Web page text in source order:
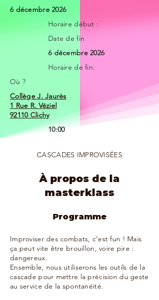
6 décembre 2026
Horaire début :
Date de fin
6 décembre 2026
Horaire de fin:
Où ?
Collège J. Jaurès
1 Rue R. Véziel
92110 Clichy
10:00
À partir de 69€
Places restantes :
CASCADES IMPROVISÉES
À propos de la
masterklass
Programme
Improviser des combats, c’est fun ! Mais
ça peut vite être brouillon, voire pire :
dangereux.
Ensemble, nous utiliserons les outils de la
cascade pour mettre la précision du geste
au service de la spontanéité.